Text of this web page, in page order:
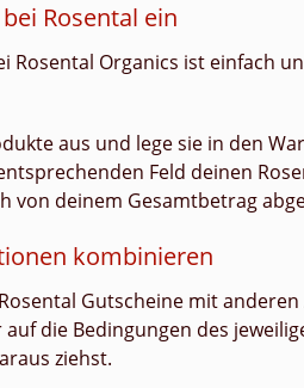
Rosental ein
Rosental Organics ist einfach
aus und lege sie in den
Feld deinen
von deinem Gesamtbetrag
kombinieren
Gutscheine mit
die Bedingungen des
ziehst.